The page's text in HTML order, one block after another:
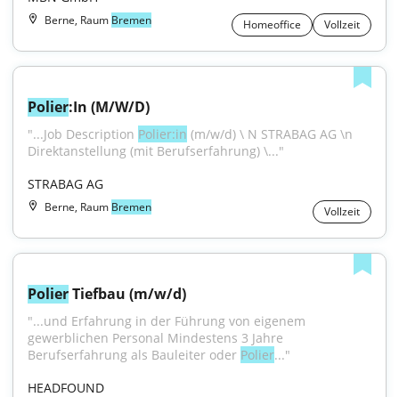
Berne, Raum Bremen Homeoffice Vollzeit
Polier:In (M/W/D)
"...Job Description Polier:in (m/w/d) \ N STRABAG AG \n
Direktanstellung (mit Berufserfahrung) \..."
STRABAG AG
Berne, Raum Bremen Vollzeit
Polier Tiefbau (m/w/d)
"...und Erfahrung in der Führung von eigenem
gewerblichen Personal Mindestens 3 Jahre
Berufserfahrung als Bauleiter oder Polier..."
HEADFOUND